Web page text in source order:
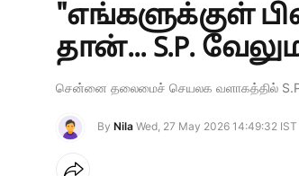
"எங்களுக்குள்
தான்... S.P.
சென்னை தலைமைச் செயலக வளாகத்தில் S.P.
By Nila Wed, 27 May 2026 14:49:32 IST